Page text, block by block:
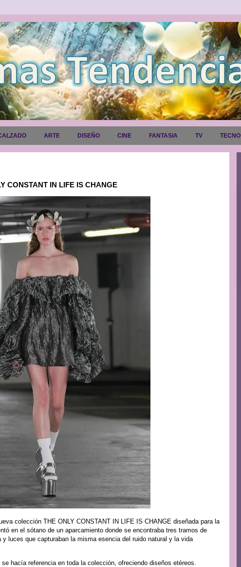
ARTE DISEÑO CINE FANTASIA TV TECNO
CONSTANT IN LIFE IS CHANGE
colección THE ONLY CONSTANT IN LIFE IS CHANGE diseñada para la
en el sótano de un aparcamiento donde se encontraba tres tramos de
luces que capturaban la misma esencia del ruido natural y la vida
hacía referencia en toda la colección, ofreciendo diseños etéreos.